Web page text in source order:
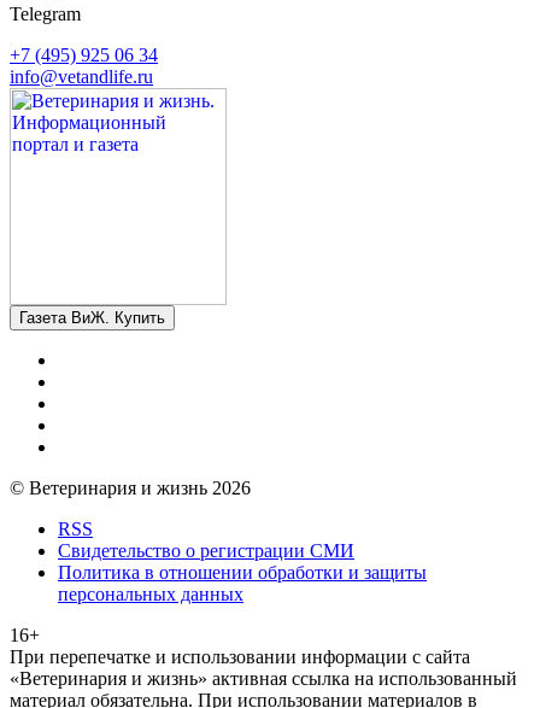
Telegram
+7 (495) 925 06 34
info@vetandlife.ru
Газета ВиЖ. Купить
© Ветеринария и жизнь 2026
RSS
Свидетельство о регистрации СМИ
Политика в отношении обработки и защиты
персональных данных
16+
При перепечатке и использовании информации с сайта
«Ветеринария и жизнь» активная ссылка на использованный
материал обязательна. При использовании материалов в